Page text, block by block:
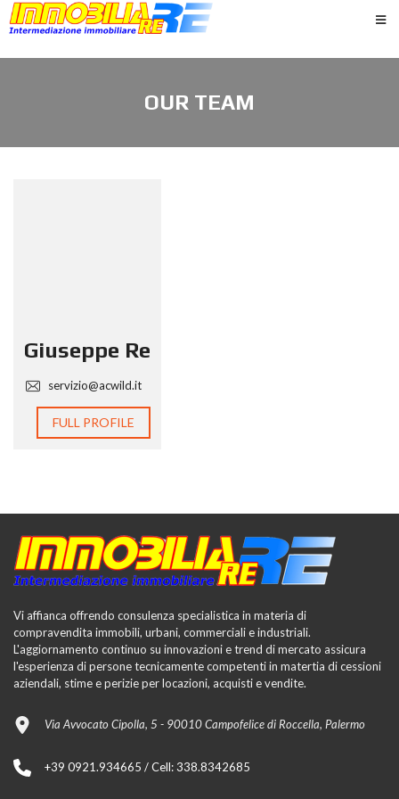
OUR TEAM
Giuseppe Re
servizio@acwild.it
FULL PROFILE
Vi affianca offrendo consulenza specialistica in materia di
compravendita immobili, urbani, commerciali e industriali.
L'aggiornamento continuo su innovazioni e trend di mercato assicura
l'esperienza di persone tecnicamente competenti in matertia di cessioni
aziendali, stime e perizie per locazioni, acquisti e vendite.
Via Avvocato Cipolla, 5 - 90010 Campofelice di Roccella, Palermo
+39 0921.934665 / Cell: 338.8342685